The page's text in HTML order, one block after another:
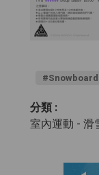
#Snowboard
分類 :
室內運動 - 滑